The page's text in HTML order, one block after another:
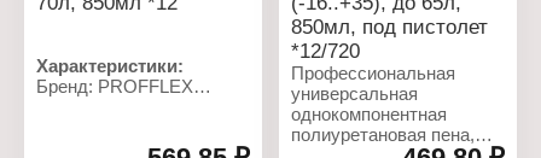
Серия: HOME
Тип товара: Пена
монтажная
Вид пены (по способу
выпуска из баллона):
бытовая (с трубкой-
адаптером)
Характеристики:
Бренд: PROFFLEX
850мл, под пистолет
*12/720
Профессиональная
универсальная
однокомпонентная
полиуретановая пена,